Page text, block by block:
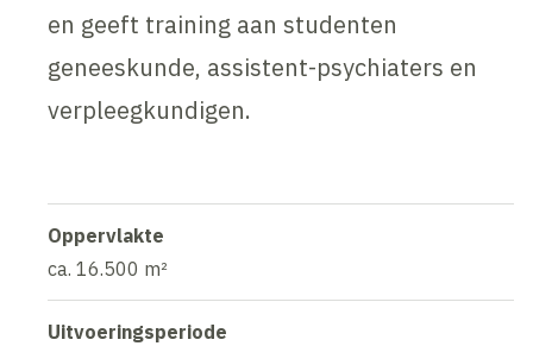
en geeft training aan studenten
geneeskunde, assistent-psychiaters en
verpleegkundigen.
Oppervlakte
ca. 16.500 m²
Uitvoeringsperiode